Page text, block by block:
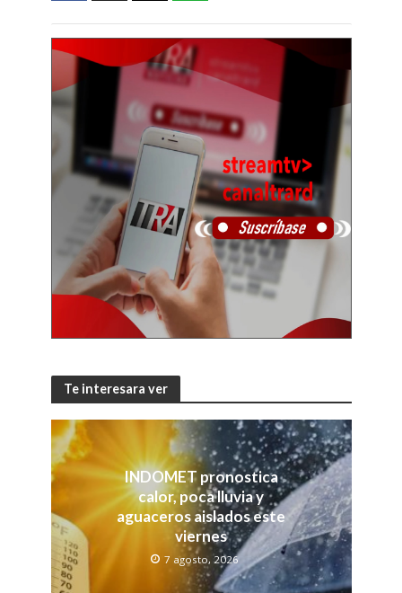
Te interesara ver
INDOMET pronostica
calor, poca lluvia y
aguaceros aislados este
viernes
7 agosto, 2026